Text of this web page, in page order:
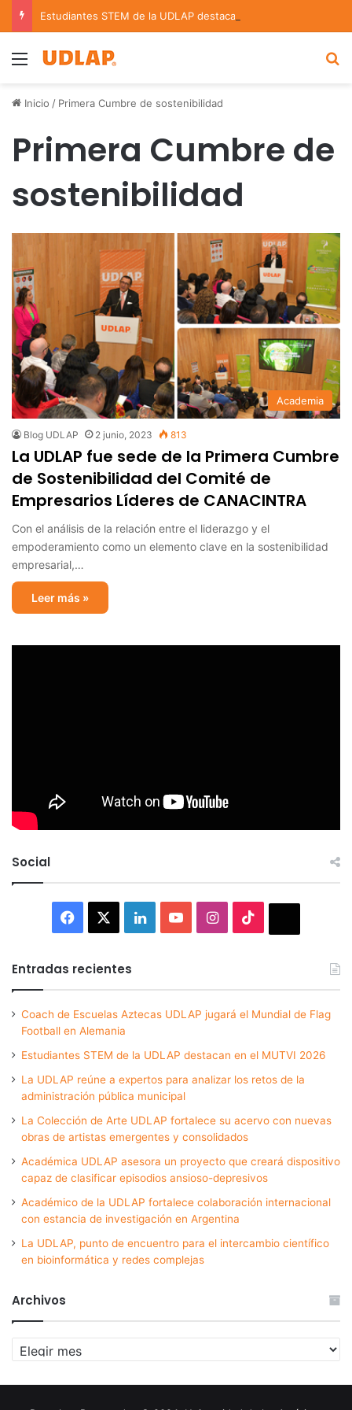
Menu
Inicio / Primera Cumbre de sostenibilidad
Primera Cumbre de
sostenibilidad
Academia
Blog UDLAP 2 junio, 2023 813
La UDLAP fue sede de la Primera Cumbre
de Sostenibilidad del Comité de
Empresarios Líderes de CANACINTRA
Con el análisis de la relación entre el liderazgo y el
empoderamiento como un elemento clave en la sostenibilidad
empresarial,…
Leer más »
Social
Facebook LinkedInYouTubeInstagram
Entradas recientes
Coach de Escuelas Aztecas UDLAP jugará el Mundial de Flag
Football en Alemania
Estudiantes STEM de la UDLAP destacan en el MUTVI 2026
La UDLAP reúne a expertos para analizar los retos de la
administración pública municipal
La Colección de Arte UDLAP fortalece su acervo con nuevas
obras de artistas emergentes y consolidados
Académica UDLAP asesora un proyecto que creará dispositivo
capaz de clasificar episodios ansioso-depresivos
Académico de la UDLAP fortalece colaboración internacional
con estancia de investigación en Argentina
La UDLAP, punto de encuentro para el intercambio científico
en bioinformática y redes complejas
Archivos
Archivos